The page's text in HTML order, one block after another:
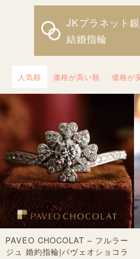
JKプラネット
結婚指輪
人気順 価格が高い順 価格が
PAVEO CHOCOLAT – フルラー
ジュ 婚約指輪|パヴェオショコラ